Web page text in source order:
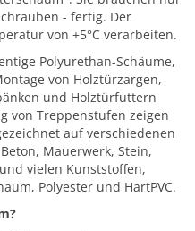
- fertig. Der
von +5°C verarbeiten.
Polyurethan-Schäume,
von Holztürzargen,
und Holztürfuttern
von Treppenstufen zeigen
auf verschiedenen
Mauerwerk, Stein,
vielen Kunststoffen,
Polyester und HartPVC.